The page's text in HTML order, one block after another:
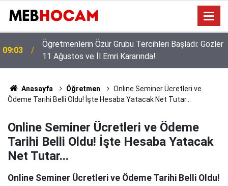
09:03
Öğretmenlerin Özür Grubu Tercihleri Başladı: Gözler
11 Ağustos ve İl Emri Kararında!
Anasayfa Öğretmen
Online Seminer Ücretleri ve
Ödeme Tarihi Belli Oldu! İşte Hesaba Yatacak Net Tutar...
Online Seminer Ücretleri ve Ödeme
Tarihi Belli Oldu! İşte Hesaba Yatacak
Net Tutar...
Online Seminer Ücretleri ve Ödeme Tarihi Belli Oldu!